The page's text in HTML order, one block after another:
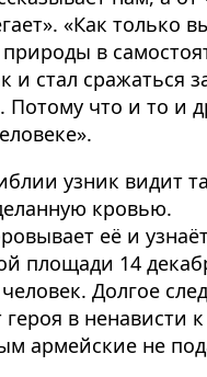
«Как только
в
и стал сражаться
Потому что и то и
узник видит
кровью.
её и
площади 14
Долгое
героя в ненависти
армейские не